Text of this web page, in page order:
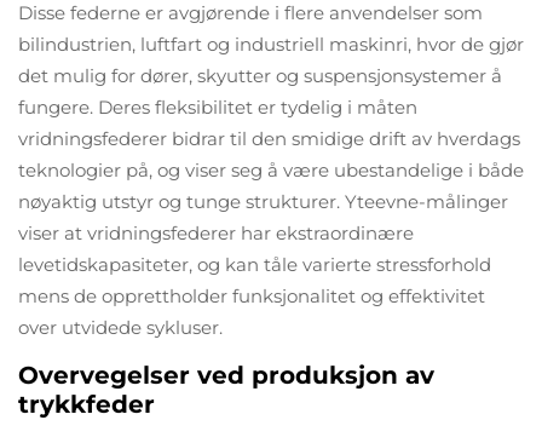
Disse federne er avgjørende i flere anvendelser som
bilindustrien, luftfart og industriell maskinri, hvor de gjør
det mulig for dører, skyutter og suspensjonsystemer å
fungere. Deres fleksibilitet er tydelig i måten
vridningsfederer bidrar til den smidige drift av hverdags
teknologier på, og viser seg å være ubestandelige i både
nøyaktig utstyr og tunge strukturer. Yteevne-målinger
viser at vridningsfederer har ekstraordinære
levetidskapasiteter, og kan tåle varierte stressforhold
mens de opprettholder funksjonalitet og effektivitet
over utvidede sykluser.
Overvegelser ved produksjon av
trykkfeder